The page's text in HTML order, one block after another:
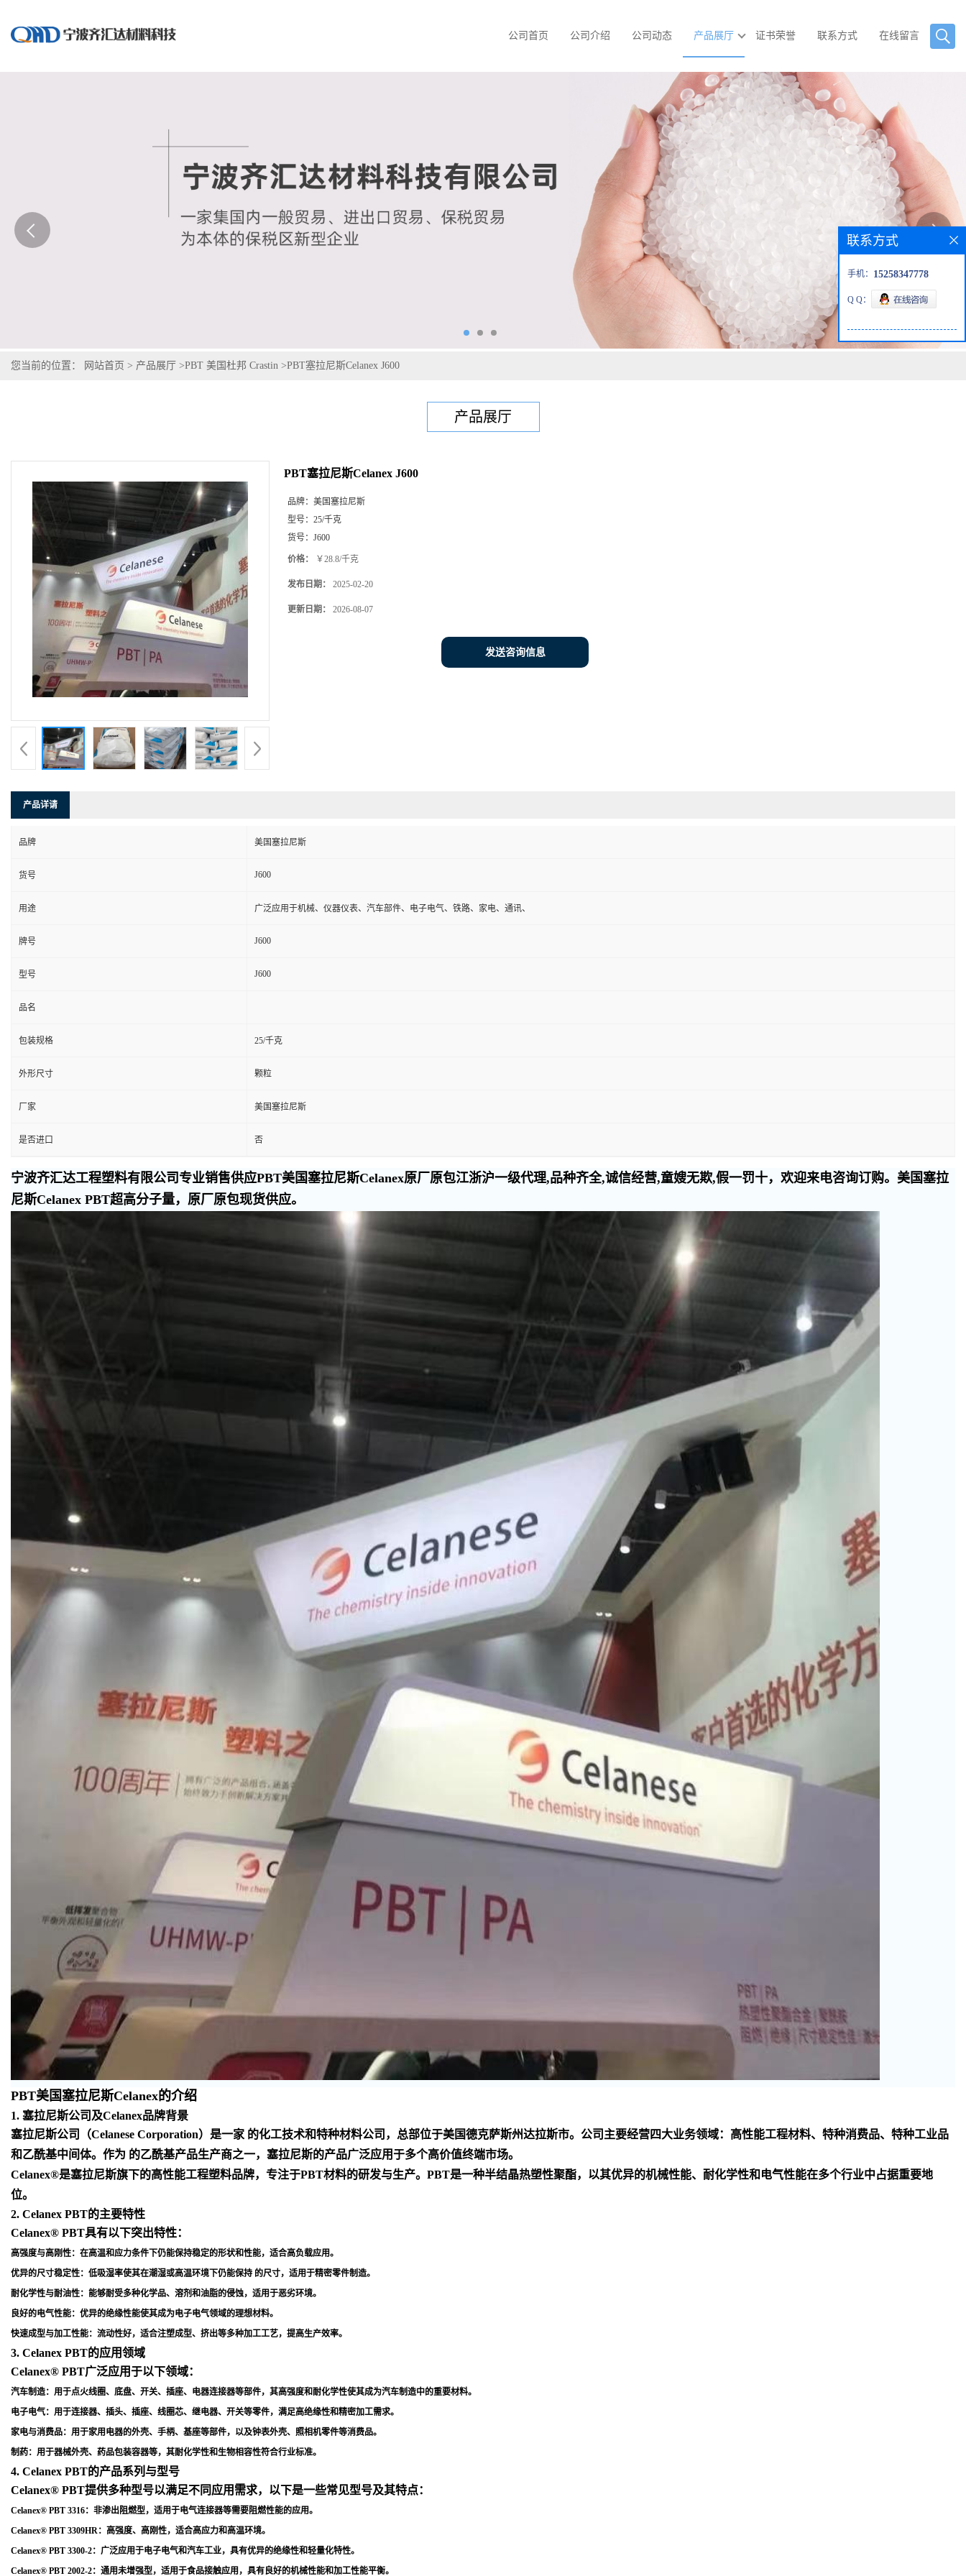
公司首页 公司介绍 公司动态 产品展厅 证书荣誉 联系方式 在线留言
您当前的位置： 网站首页 > 产品展厅 >PBT 美国杜邦 Crastin >PBT塞拉尼斯Celanex J600
产品展厅
PBT塞拉尼斯Celanex J600
品牌： 美国塞拉尼斯
型号： 25/千克
货号： J600
价格： ￥28.8/千克
发布日期： 2025-02-20
更新日期： 2026-08-07
发送咨询信息
产品详请
品牌 美国塞拉尼斯
货号 J600
用途 广泛应用于机械、仪器仪表、汽车部件、电子电气、铁路、家电、通讯、
牌号 J600
型号 J600
品名
包装规格 25/千克
外形尺寸 颗粒
厂家 美国塞拉尼斯
是否进口 否
宁波齐汇达工程塑料有限公司专业销售供应PBT美国塞拉尼斯Celanex原厂原包江浙沪一级代理,品种齐全,诚信经营,童嫂无欺,假一罚十，欢迎来电咨询订购。美国塞拉
尼斯Celanex PBT超高分子量，原厂原包现货供应。
PBT美国塞拉尼斯Celanex的介绍
1. 塞拉尼斯公司及Celanex品牌背景
塞拉尼斯公司（Celanese Corporation）是一家 的化工技术和特种材料公司，总部位于美国德克萨斯州达拉斯市。公司主要经营四大业务领域：高性能工程材料、特种消费品、特种工业品
和乙酰基中间体。作为 的乙酰基产品生产商之一，塞拉尼斯的产品广泛应用于多个高价值终端市场。
Celanex®是塞拉尼斯旗下的高性能工程塑料品牌，专注于PBT材料的研发与生产。PBT是一种半结晶热塑性聚酯，以其优异的机械性能、耐化学性和电气性能在多个行业中占据重要地
位。
2. Celanex PBT的主要特性
Celanex® PBT具有以下突出特性：
高强度与高刚性：在高温和应力条件下仍能保持稳定的形状和性能，适合高负载应用。
优异的尺寸稳定性：低吸湿率使其在潮湿或高温环境下仍能保持 的尺寸，适用于精密零件制造。
耐化学性与耐油性：能够耐受多种化学品、溶剂和油脂的侵蚀，适用于恶劣环境。
良好的电气性能：优异的绝缘性能使其成为电子电气领域的理想材料。
快速成型与加工性能：流动性好，适合注塑成型、挤出等多种加工工艺，提高生产效率。
3. Celanex PBT的应用领域
Celanex® PBT广泛应用于以下领域：
汽车制造：用于点火线圈、底盘、开关、插座、电器连接器等部件，其高强度和耐化学性使其成为汽车制造中的重要材料。
电子电气：用于连接器、插头、插座、线圈芯、继电器、开关等零件，满足高绝缘性和精密加工需求。
家电与消费品：用于家用电器的外壳、手柄、基座等部件，以及钟表外壳、照相机零件等消费品。
制药：用于器械外壳、药品包装容器等，其耐化学性和生物相容性符合行业标准。
4. Celanex PBT的产品系列与型号
Celanex® PBT提供多种型号以满足不同应用需求，以下是一些常见型号及其特点：
Celanex® PBT 3316：非渗出阻燃型，适用于电气连接器等需要阻燃性能的应用。
Celanex® PBT 3309HR：高强度、高刚性，适合高应力和高温环境。
Celanex® PBT 3300-2：广泛应用于电子电气和汽车工业，具有优异的绝缘性和轻量化特性。
Celanex® PBT 2002-2：通用未增强型，适用于食品接触应用，具有良好的机械性能和加工性能平衡。
联系方式
手机： 15258347778
Q Q：